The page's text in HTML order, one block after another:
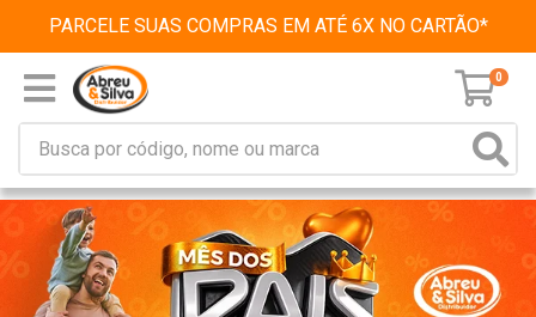
PARCELE SUAS COMPRAS EM ATÉ 6X NO CARTÃO*
0